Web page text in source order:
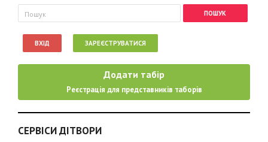
Пошукова форма
Пошук
ВХІД ЗАРЕЄСТРУВАТИСЯ
Додати табір
Реєстрація для представників таборів
СЕРВІСИ ДІТВОРИ